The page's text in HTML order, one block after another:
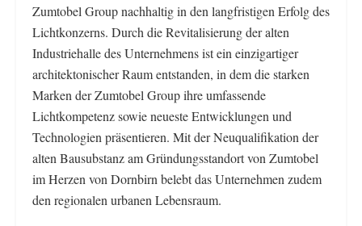
Zumtobel Group nachhaltig in den langfristigen Erfolg des
Lichtkonzerns. Durch die Revitalisierung der alten
Industriehalle des Unternehmens ist ein einzigartiger
architektonischer Raum entstanden, in dem die starken
Marken der Zumtobel Group ihre umfassende
Lichtkompetenz sowie neueste Entwicklungen und
Technologien präsentieren. Mit der Neuqualifikation der
alten Bausubstanz am Gründungsstandort von Zumtobel
im Herzen von Dornbirn belebt das Unternehmen zudem
den regionalen urbanen Lebensraum.